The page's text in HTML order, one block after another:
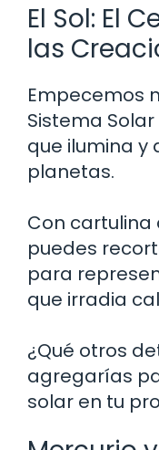
El Sol: El
las
Empecemos
Sistema
que ilumina y
planetas.
Con
puedes
para
que irradia
¿Qué otros
agregarías
solar en tu